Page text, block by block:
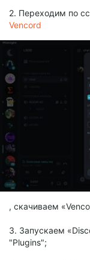
2. Переходим по
Vencord
, скачиваем
3. Запускаем
"Plugins";